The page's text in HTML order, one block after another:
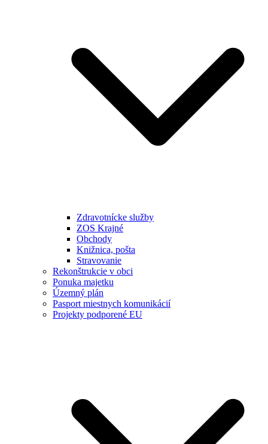
Zdravotnícke služby
ZOS Krajné
Obchody
Knižnica, pošta
Stravovanie
Rekonštrukcie v obci
Ponuka majetku
Územný plán
Pasport miestnych komunikácií
Projekty podporené EU